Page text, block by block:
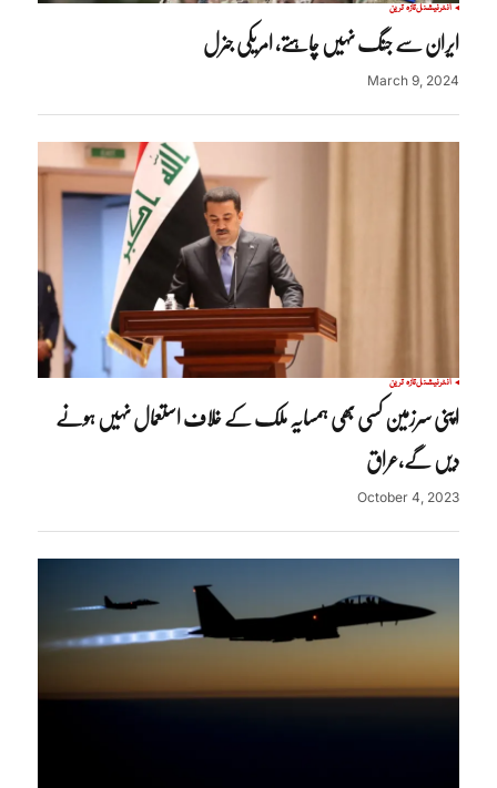
انٹرنیشنلتازہ ترین
ایران سے جنگ نہیں چاہتے، امریکی جنرل
March 9, 2024
انٹرنیشنلتازہ ترین
اپنی سرزمین کسی بھی ہمسایہ ملک کے خلاف استعمال نہیں ہونے
دیں گے،عراق
October 4, 2023